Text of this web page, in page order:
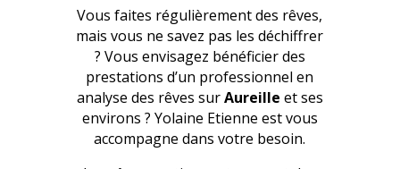
Vous faites régulièrement des rêves,
mais vous ne savez pas les déchiffrer
? Vous envisagez bénéficier des
prestations d’un professionnel en
analyse des rêves surAureille et ses
environs ? Yolaine Etienne est vous
accompagne dans votre besoin.